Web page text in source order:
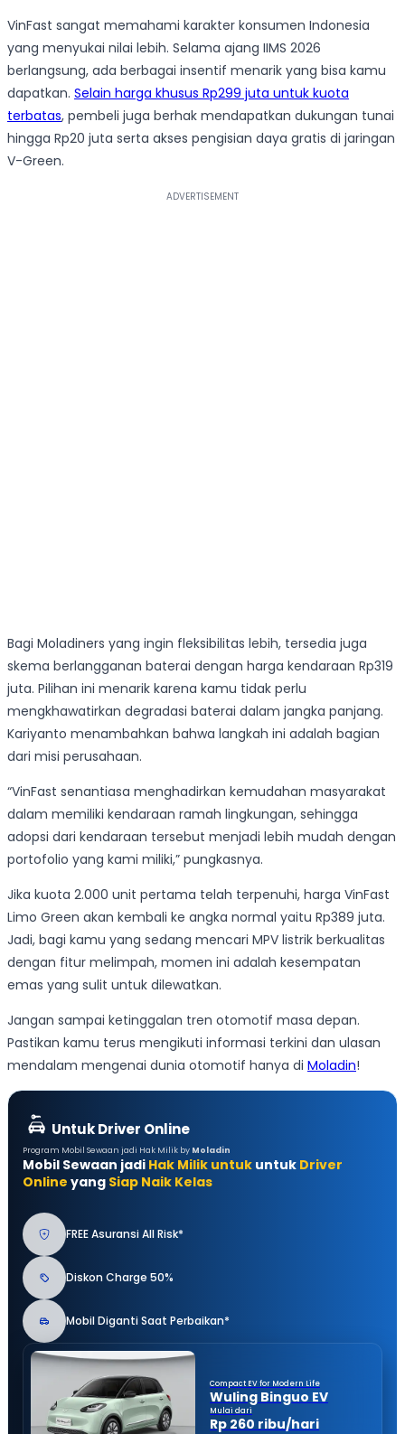
VinFast sangat memahami karakter konsumen Indonesia
yang menyukai nilai lebih. Selama ajang IIMS 2026
berlangsung, ada berbagai insentif menarik yang bisa kamu
dapatkan. Selain harga khusus Rp299 juta untuk kuota
terbatas, pembeli juga berhak mendapatkan dukungan tunai
hingga Rp20 juta serta akses pengisian daya gratis di jaringan
V-Green.
Bagi Moladiners yang ingin fleksibilitas lebih, tersedia juga
skema berlangganan baterai dengan harga kendaraan Rp319
juta. Pilihan ini menarik karena kamu tidak perlu
mengkhawatirkan degradasi baterai dalam jangka panjang.
Kariyanto menambahkan bahwa langkah ini adalah bagian
dari misi perusahaan.
“VinFast senantiasa menghadirkan kemudahan masyarakat
dalam memiliki kendaraan ramah lingkungan, sehingga
adopsi dari kendaraan tersebut menjadi lebih mudah dengan
portofolio yang kami miliki,” pungkasnya.
Jika kuota 2.000 unit pertama telah terpenuhi, harga VinFast
Limo Green akan kembali ke angka normal yaitu Rp389 juta.
Jadi, bagi kamu yang sedang mencari MPV listrik berkualitas
dengan fitur melimpah, momen ini adalah kesempatan
emas yang sulit untuk dilewatkan.
Jangan sampai ketinggalan tren otomotif masa depan.
Pastikan kamu terus mengikuti informasi terkini dan ulasan
mendalam mengenai dunia otomotif hanya di Moladin!
Untuk Driver Online
Program Mobil Sewaan jadi Hak Milik by Moladin
Mobil Sewaan jadi Hak Milik untuk untuk Driver
Online yang Siap Naik Kelas
FREE Asuransi All Risk*
Diskon Charge 50%
Mobil Diganti Saat Perbaikan*
Compact EV for Modern Life
Wuling Binguo EV
Mulai dari
Rp 260 ribu/hari